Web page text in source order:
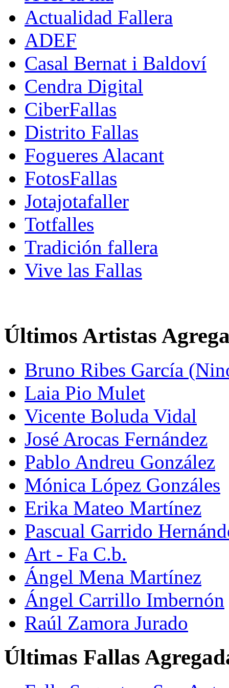
Actualidad Fallera
ADEF
Casal Bernat i Baldoví
Cendra Digital
CiberFallas
Distrito Fallas
Fogueres Alacant
FotosFallas
Jotajotafaller
Totfalles
Tradición fallera
Vive las Fallas
Últimos Artistas
Bruno Ribes García
Laia Pio Mulet
Vicente Boluda Vidal
José Arocas Fernández
Pablo Andreu González
Mónica López Gonzáles
Erika Mateo Martínez
Pascual Garrido
Art - Fa C.b.
Ángel Mena Martínez
Ángel Carrillo Imbernón
Raúl Zamora Jurado
Últimas Fallas